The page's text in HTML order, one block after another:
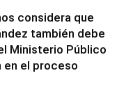
considera que
también debe
Ministerio Público
en el proceso